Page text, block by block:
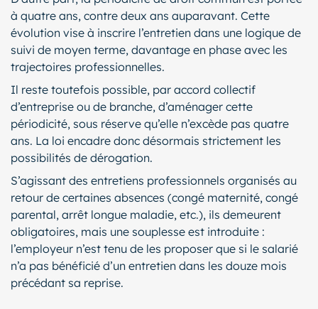
à quatre ans, contre deux ans auparavant. Cette
évolution vise à inscrire l’entretien dans une logique de
suivi de moyen terme, davantage en phase avec les
trajectoires professionnelles.
Il reste toutefois possible, par accord collectif
d’entreprise ou de branche, d’aménager cette
périodicité, sous réserve qu’elle n’excède pas quatre
ans. La loi encadre donc désormais strictement les
possibilités de dérogation.
S’agissant des entretiens professionnels organisés au
retour de certaines absences (congé maternité, congé
parental, arrêt longue maladie, etc.), ils demeurent
obligatoires, mais une souplesse est introduite :
l’employeur n’est tenu de les proposer que si le salarié
n’a pas bénéficié d’un entretien dans les douze mois
précédant sa reprise.